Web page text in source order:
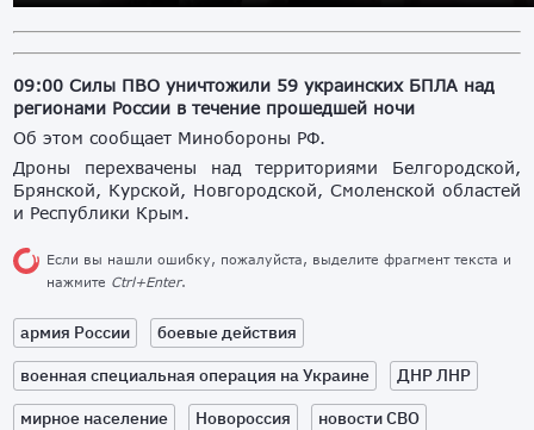
09:00 Силы ПВО уничтожили 59 украинских БПЛА над
регионами России в течение прошедшей ночи
Об этом сообщает Минобороны РФ.
Дроны перехвачены над территориями Белгородской,
Брянской, Курской, Новгородской, Смоленской областей
и Республики Крым.
Если вы нашли ошибку, пожалуйста, выделите фрагмент текста и
нажмите Ctrl+Enter.
армия России
боевые действия
военная специальная операция на Украине
ДНР ЛНР
мирное население
Новороссия
новости СВО